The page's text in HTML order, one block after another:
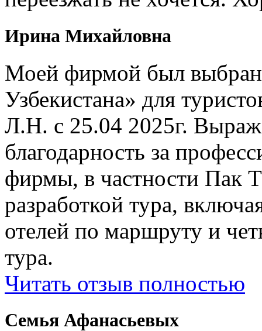
Ирина Михайловна
Моей фирмой был выбран
Узбекистана» для
Л.Н. с 25.04 2025г.
благодарность за
фирмы, в частности Пак
разработкой тура,
отелей по маршруту и
тура.
Читать отзыв полностью
Семья Афанасьевых